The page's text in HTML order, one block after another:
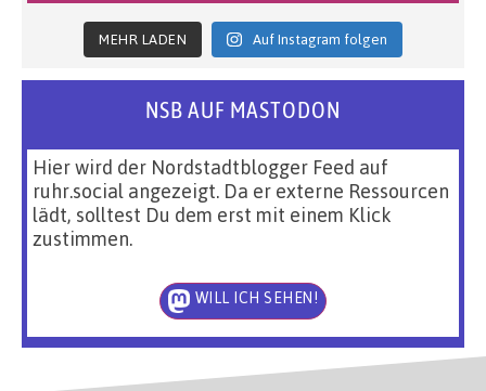
MEHR LADEN Auf Instagram folgen
NSB AUF MASTODON
Hier wird der Nordstadtblogger Feed auf
ruhr.social angezeigt. Da er externe Ressourcen
lädt, solltest Du dem erst mit einem Klick
zustimmen.
WILL ICH SEHEN!